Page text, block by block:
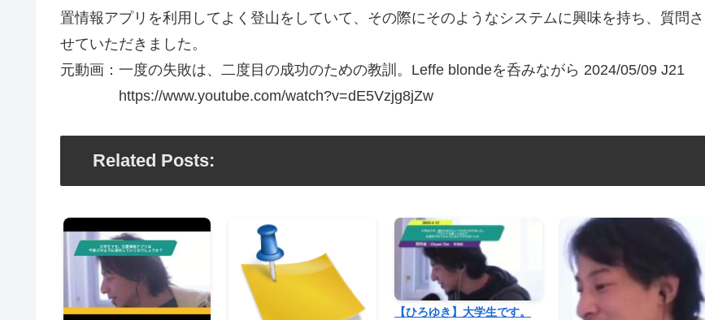
置情報アプリを利用してよく登山をしていて、その際にそのようなシステムに興味を持ち、質問さ
せていただきました。
元動画：一度の失敗は、二度目の成功のための教訓。Leffe blondeを呑みながら 2024/05/09 J21
https://www.youtube.com/watch?v=dE5Vzjg8jZw
Related Posts:
【ひろゆき】大学生です。